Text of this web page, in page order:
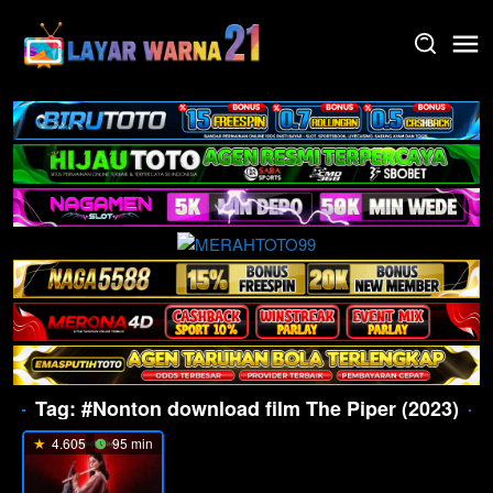
content
Tag: #Nonton download film The Piper (2023)
4.605 95 min